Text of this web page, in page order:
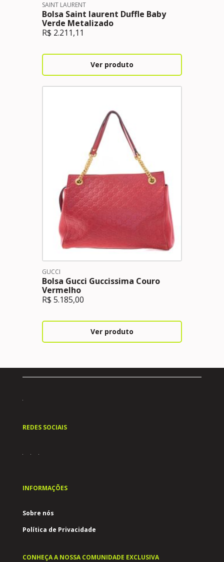
SAINT LAURENT
Bolsa Saint laurent Duffle Baby
Verde Metalizado
R$ 2.211,11
Ver produto
GUCCI
Bolsa Gucci Guccissima Couro
Vermelho
R$ 5.185,00
Ver produto
REDES SOCIAIS
INFORMAÇÕES
Sobre nós
Política de Privacidade
CONHEÇA A NOSSA COMUNIDADE EXCLUSIVA